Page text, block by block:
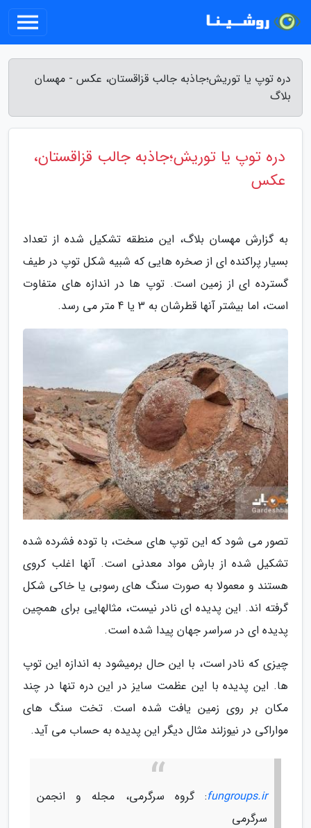
دره توپ یا توریش؛جاذبه جالب قزاقستان، عکس - مهسان
بلاگ
دره توپ یا توریش؛جاذبه جالب قزاقستان،
عکس
به گزارش مهسان بلاگ، این منطقه تشکیل شده از تعداد
بسیار پراکنده ای از صخره هایی که شبیه شکل توپ در طیف
گسترده ای از زمین است. توپ ها در اندازه های متفاوت
است، اما بیشتر آنها قطرشان به 3 یا 4 متر می رسد.
تصور می شود که این توپ های سخت، با توده فشرده شده
تشکیل شده از بارش مواد معدنی است. آنها اغلب کروی
هستند و معمولا به صورت سنگ های رسوبی یا خاکی شکل
گرفته اند. این پدیده ای نادر نیست، مثالهایی برای همچین
پدیده ای در سراسر جهان پیدا شده است.
چیزی که نادر است، با این حال برمیشود به اندازه این توپ
ها. این پدیده با این عظمت سایز در این دره تنها در چند
مکان بر روی زمین یافت شده است. تخت سنگ های
مواراکی در نیوزلند مثال دیگر این پدیده به حساب می آید.
fungroups.ir: گروه سرگرمی، مجله و انجمن
سرگرمی